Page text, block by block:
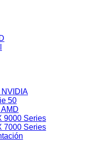
NVIDIA
50
9000 Series
7000 Series